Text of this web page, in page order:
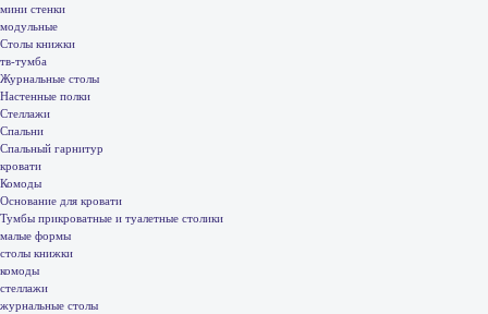
мини стенки
модульные
Столы книжки
тв-тумба
Журнальные столы
Настенные полки
Стеллажи
Спальни
Спальный гарнитур
кровати
Комоды
Основание для кровати
Тумбы прикроватные и туалетные столики
малые формы
столы книжки
комоды
стеллажи
журнальные столы